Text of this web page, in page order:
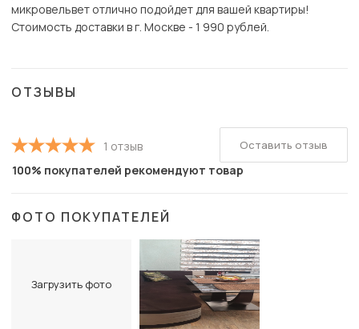
микровельвет отлично подойдет для вашей квартиры!
Стоимость доставки в г. Москве - 1 990 рублей.
ОТЗЫВЫ
1 отзыв
100% покупателей рекомендуют товар
ФОТО ПОКУПАТЕЛЕЙ
Загрузить фото
Оставить отзыв